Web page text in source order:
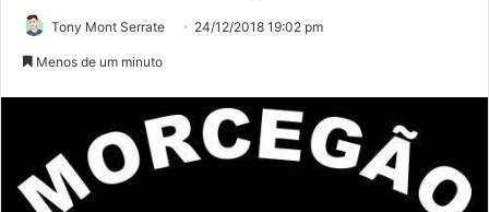
Tony Mont Serrate 24/12/2018 19:02 pm
Menos de um minuto